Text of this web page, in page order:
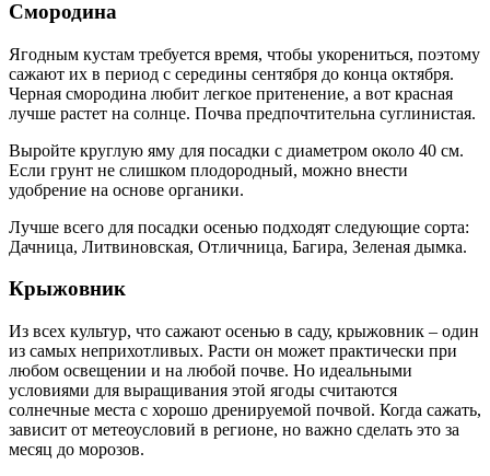
Смородина
Ягодным кустам требуется время, чтобы укорениться, поэтому
сажают их в период с середины сентября до конца октября.
Черная смородина любит легкое притенение, а вот красная
лучше растет на солнце. Почва предпочтительна суглинистая.
Выройте круглую яму для посадки с диаметром около 40 см.
Если грунт не слишком плодородный, можно внести
удобрение на основе органики.
Лучше всего для посадки осенью подходят следующие сорта:
Дачница, Литвиновская, Отличница, Багира, Зеленая дымка.
Крыжовник
Из всех культур, что сажают осенью в саду, крыжовник – один
из самых неприхотливых. Расти он может практически при
любом освещении и на любой почве. Но идеальными
условиями для выращивания этой ягоды считаются
солнечные места с хорошо дренируемой почвой. Когда сажать,
зависит от метеоусловий в регионе, но важно сделать это за
месяц до морозов.